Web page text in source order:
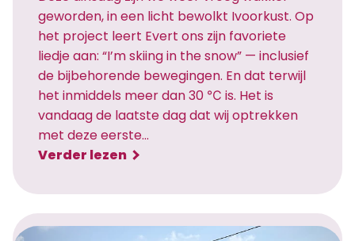
geworden, in een licht bewolkt Ivoorkust. Op
het project leert Evert ons zijn favoriete
liedje aan: “I’m skiing in the snow” — inclusief
de bijbehorende bewegingen. En dat terwijl
het inmiddels meer dan 30 ℃ is. Het is
vandaag de laatste dag dat wij optrekken
met deze eerste…
Verder lezen:
e
d